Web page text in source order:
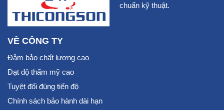
chuẩn kỹ thuật.
VỀ CÔNG TY
Đảm bảo chất lượng cao
Đạt độ thẩm mỹ cao
Tuyệt đối đúng tiến độ
Chính sách bảo hành dài hạn